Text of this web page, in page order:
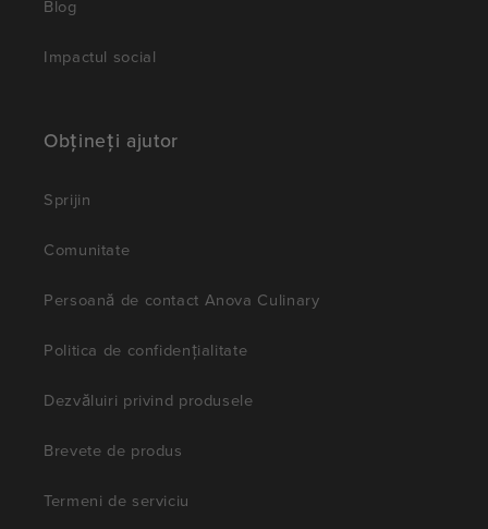
Blog
Impactul social
Obțineți ajutor
Sprijin
Comunitate
Persoană de contact Anova Culinary
Politica de confidențialitate
Dezvăluiri privind produsele
Brevete de produs
Termeni de serviciu